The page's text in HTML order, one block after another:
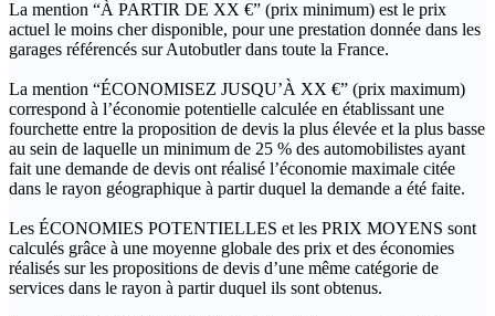
La mention “À PARTIR DE XX €” (prix minimum) est le prix
actuel le moins cher disponible, pour une prestation donnée dans les
garages référencés sur Autobutler dans toute la France.
La mention “ÉCONOMISEZ JUSQU’À XX €” (prix maximum)
correspond à l’économie potentielle calculée en établissant une
fourchette entre la proposition de devis la plus élevée et la plus basse
au sein de laquelle un minimum de 25 % des automobilistes ayant
fait une demande de devis ont réalisé l’économie maximale citée
dans le rayon géographique à partir duquel la demande a été faite.
Les ÉCONOMIES POTENTIELLES et les PRIX MOYENS sont
calculés grâce à une moyenne globale des prix et des économies
réalisés sur les propositions de devis d’une même catégorie de
services dans le rayon à partir duquel ils sont obtenus.